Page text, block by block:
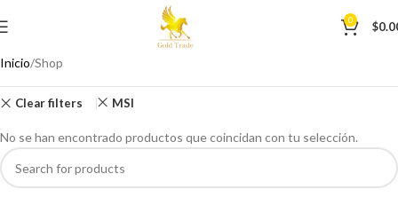
0 $
Inicio Shop
Clear filters MSI
No se han encontrado productos que coincidan con tu selección.